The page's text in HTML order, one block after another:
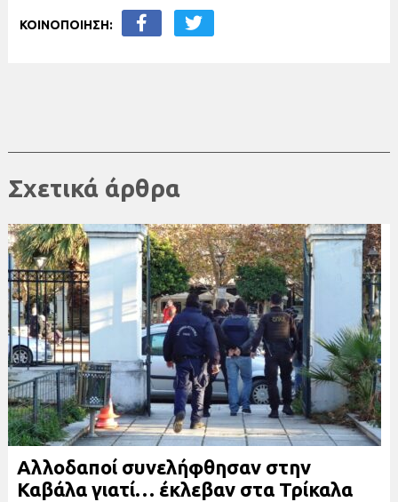
ΚΟΙΝΟΠΟΙΗΣΗ:
Σχετικά άρθρα
Αλλοδαποί συνελήφθησαν στην
Καβάλα γιατί… έκλεβαν στα Τρίκαλα